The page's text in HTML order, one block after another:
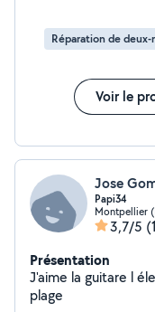
Réparation de deux-
Voir le
Jose
Papi34
Montpellier
3,7/5
Présentation
J'aime la guitare l électronique et la marche nordique
plage